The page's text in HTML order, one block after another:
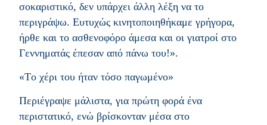
σοκαριστικό, δεν υπάρχει άλλη λέξη να το
περιγράψω. Ευτυχώς κινητοποιηθήκαμε γρήγορα,
ήρθε και το ασθενοφόρο άμεσα και οι γιατροί στο
Γεννηματάς έπεσαν από πάνω του!».
«Tο χέρι του ήταν τόσο παγωμένo»
Περιέγραψε μάλιστα, για πρώτη φορά ένα
περιστατικό, ενώ βρίσκονταν μέσα στο